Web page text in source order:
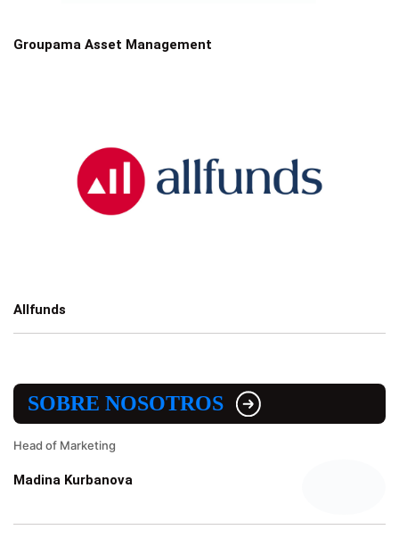
Groupama Asset Management
Allfunds
SOBRE NOSOTROS
Head of Marketing
Madina Kurbanova